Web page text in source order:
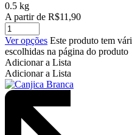
0.5 kg
A partir de R$11,90
Ver opções Este produto tem
escolhidas na página do produto
Adicionar a Lista
Adicionar a Lista